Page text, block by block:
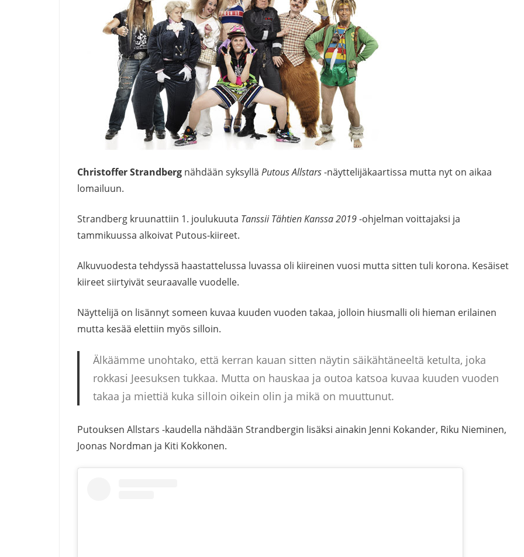
Christoffer Strandberg nähdään syksyllä Putous Allstars-näyttelijäkaartissa mutta nyt on aikaa
lomailuun.
Strandberg kruunattiin 1. joulukuuta Tanssii Tähtien Kanssa2019-ohjelman voittajaksi ja
tammikuussa alkoivat Putous-kiireet.
Alkuvuodesta tehdyssä haastattelussa luvassa oli kiireinen vuosi mutta sitten tuli korona. Kesäiset
kiireet siirtyivät seuraavalle vuodelle.
Näyttelijä on lisännyt someen kuvaa kuuden vuoden takaa, jolloin hiusmalli oli hieman erilainen
mutta kesää elettiin myös silloin.
Älkäämme unohtako, että kerran kauan sitten näytin säikähtäneeltä ketulta, joka
rokkasi Jeesuksen tukkaa. Mutta on hauskaa ja outoa katsoa kuvaa kuuden vuoden
takaa ja miettiä kuka silloin oikein olin ja mikä on muuttunut.
Putouksen Allstars -kaudella nähdään Strandbergin lisäksi ainakin Jenni Kokander, Riku Nieminen,
Joonas Nordman ja Kiti Kokkonen.